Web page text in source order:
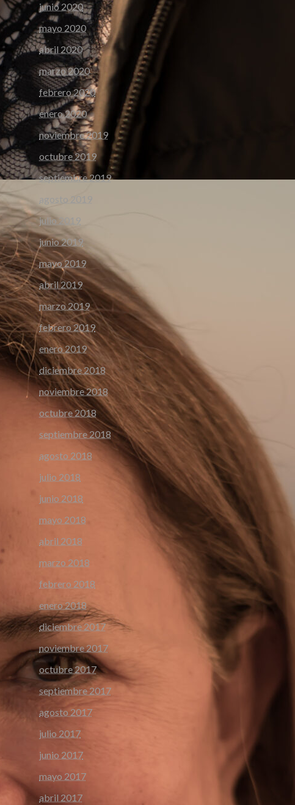
junio 2020
mayo 2020
abril 2020
marzo 2020
febrero 2020
enero 2020
noviembre 2019
octubre 2019
septiembre 2019
agosto 2019
julio 2019
junio 2019
mayo 2019
abril 2019
marzo 2019
febrero 2019
enero 2019
diciembre 2018
noviembre 2018
octubre 2018
septiembre 2018
agosto 2018
julio 2018
junio 2018
mayo 2018
abril 2018
marzo 2018
febrero 2018
enero 2018
diciembre 2017
noviembre 2017
octubre 2017
septiembre 2017
agosto 2017
julio 2017
junio 2017
mayo 2017
abril 2017